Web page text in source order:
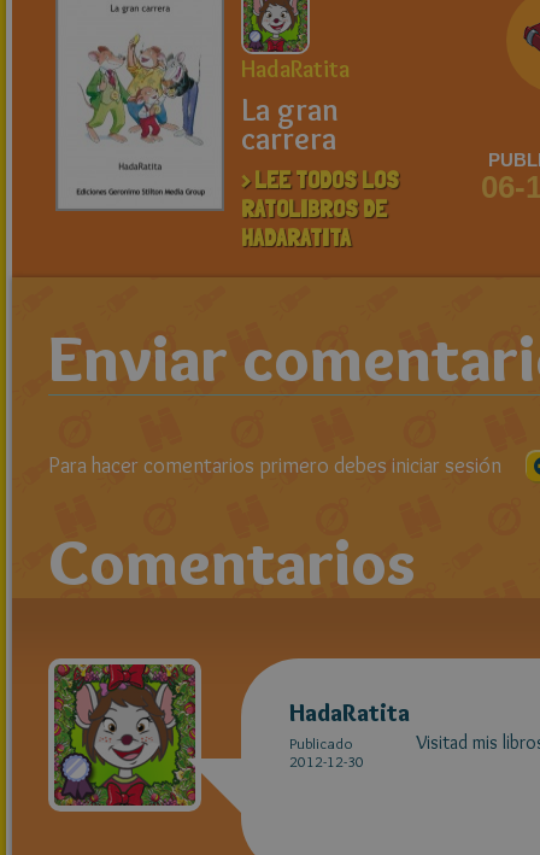
HadaRatita
La gran
carrera
> LEE TODOS LOS
RATOLIBROS DE
HADARATITA
06-
Enviar
Para hacer comentarios primero debes iniciar sesión
Comentarios
HadaRatita
Publicado
2012-12-30
Visitad mis